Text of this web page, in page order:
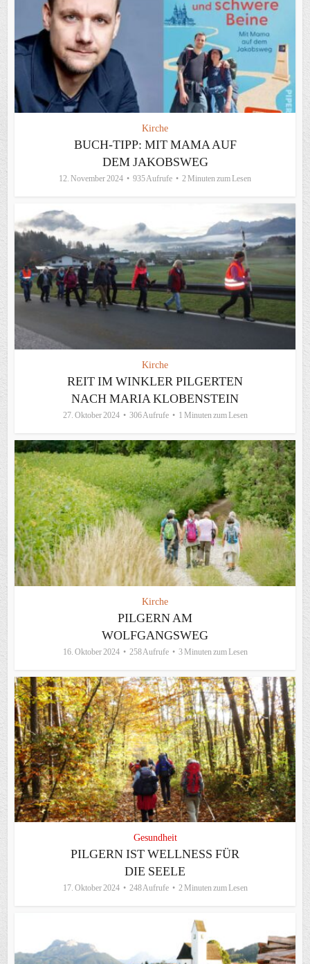
Kirche
BUCH-TIPP: MIT MAMA AUF
DEM JAKOBSWEG
12. November 2024 935 Aufrufe 2 Minuten zum Lesen
Kirche
REIT IM WINKLER PILGERTEN
NACH MARIA KLOBENSTEIN
27. Oktober 2024 306 Aufrufe 1 Minuten zum Lesen
Kirche
PILGERN AM
WOLFGANGSWEG
16. Oktober 2024 258 Aufrufe 3 Minuten zum Lesen
Gesundheit
PILGERN IST WELLNESS FÜR
DIE SEELE
17. Oktober 2024 248 Aufrufe 2 Minuten zum Lesen